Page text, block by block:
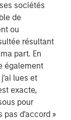
sociétés
de
ou
résultant
part. En
également
j'ai lues et
exacte,
pour
pas d'accord »
of the
their
structure